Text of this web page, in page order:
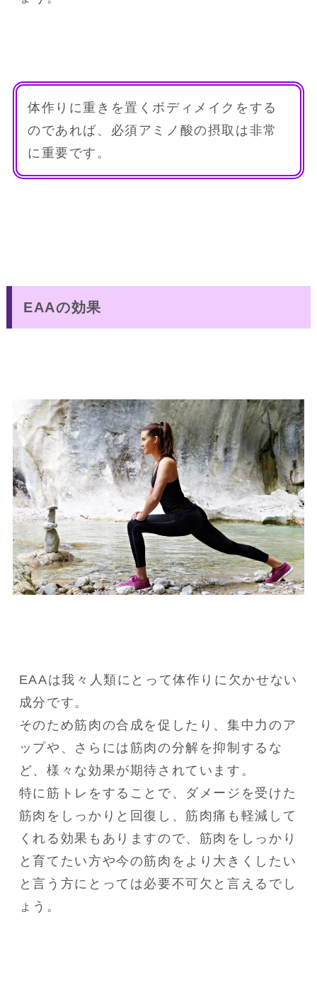
体作りに重きを置くボディメイクをする
のであれば、必須アミノ酸の摂取は非常
に重要です。
EAAの効果
EAAは我々人類にとって体作りに欠かせない
成分です。
そのため筋肉の合成を促したり、集中力のア
ップや、さらには筋肉の分解を抑制するな
ど、様々な効果が期待されています。
特に筋トレをすることで、ダメージを受けた
筋肉をしっかりと回復し、筋肉痛も軽減して
くれる効果もありますので、筋肉をしっかり
と育てたい方や今の筋肉をより大きくしたい
と言う方にとっては必要不可欠と言えるでし
ょう。